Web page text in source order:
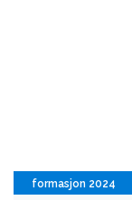
formasjon 2024